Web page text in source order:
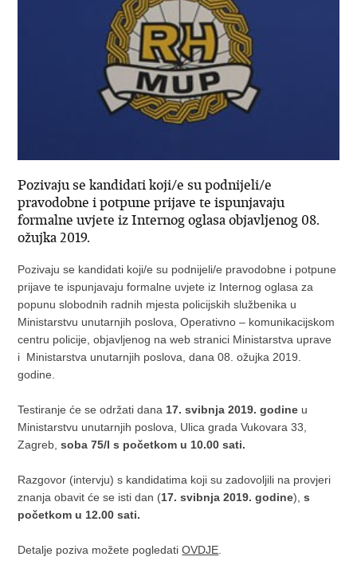
Pozivaju se kandidati koji/e su podnijeli/e
pravodobne i potpune prijave te ispunjavaju
formalne uvjete iz Internog oglasa objavljenog 08.
ožujka 2019.
Pozivaju se kandidati koji/e su podnijeli/e pravodobne i potpune
prijave te ispunjavaju formalne uvjete iz Internog oglasa za
popunu slobodnih radnih mjesta policijskih službenika u
Ministarstvu unutarnjih poslova, Operativno – komunikacijskom
centru policije, objavljenog na web stranici Ministarstva uprave
i Ministarstva unutarnjih poslova, dana 08. ožujka 2019.
godine.
Testiranje će se održati dana 17. svibnja 2019. godine u
Ministarstvu unutarnjih poslova, Ulica grada Vukovara 33,
Zagreb,soba 75/I s početkom u 10.00 sati.
Razgovor (intervju) s kandidatima koji su zadovoljili na provjeri
znanja obavit će se isti dan (17. svibnja 2019. godine),s
početkom u 12.00 sati.
Detalje poziva možete pogledatiOVDJE